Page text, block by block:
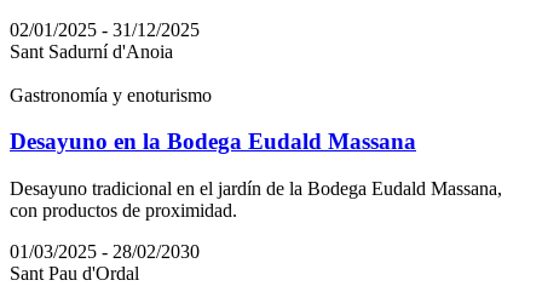
02/01/2025 - 31/12/2025
Sant Sadurní d'Anoia
Gastronomía y enoturismo
Desayuno en la Bodega Eudald Massana
Desayuno tradicional en el jardín de la Bodega Eudald Massana,
con productos de proximidad.
01/03/2025 - 28/02/2030
Sant Pau d'Ordal